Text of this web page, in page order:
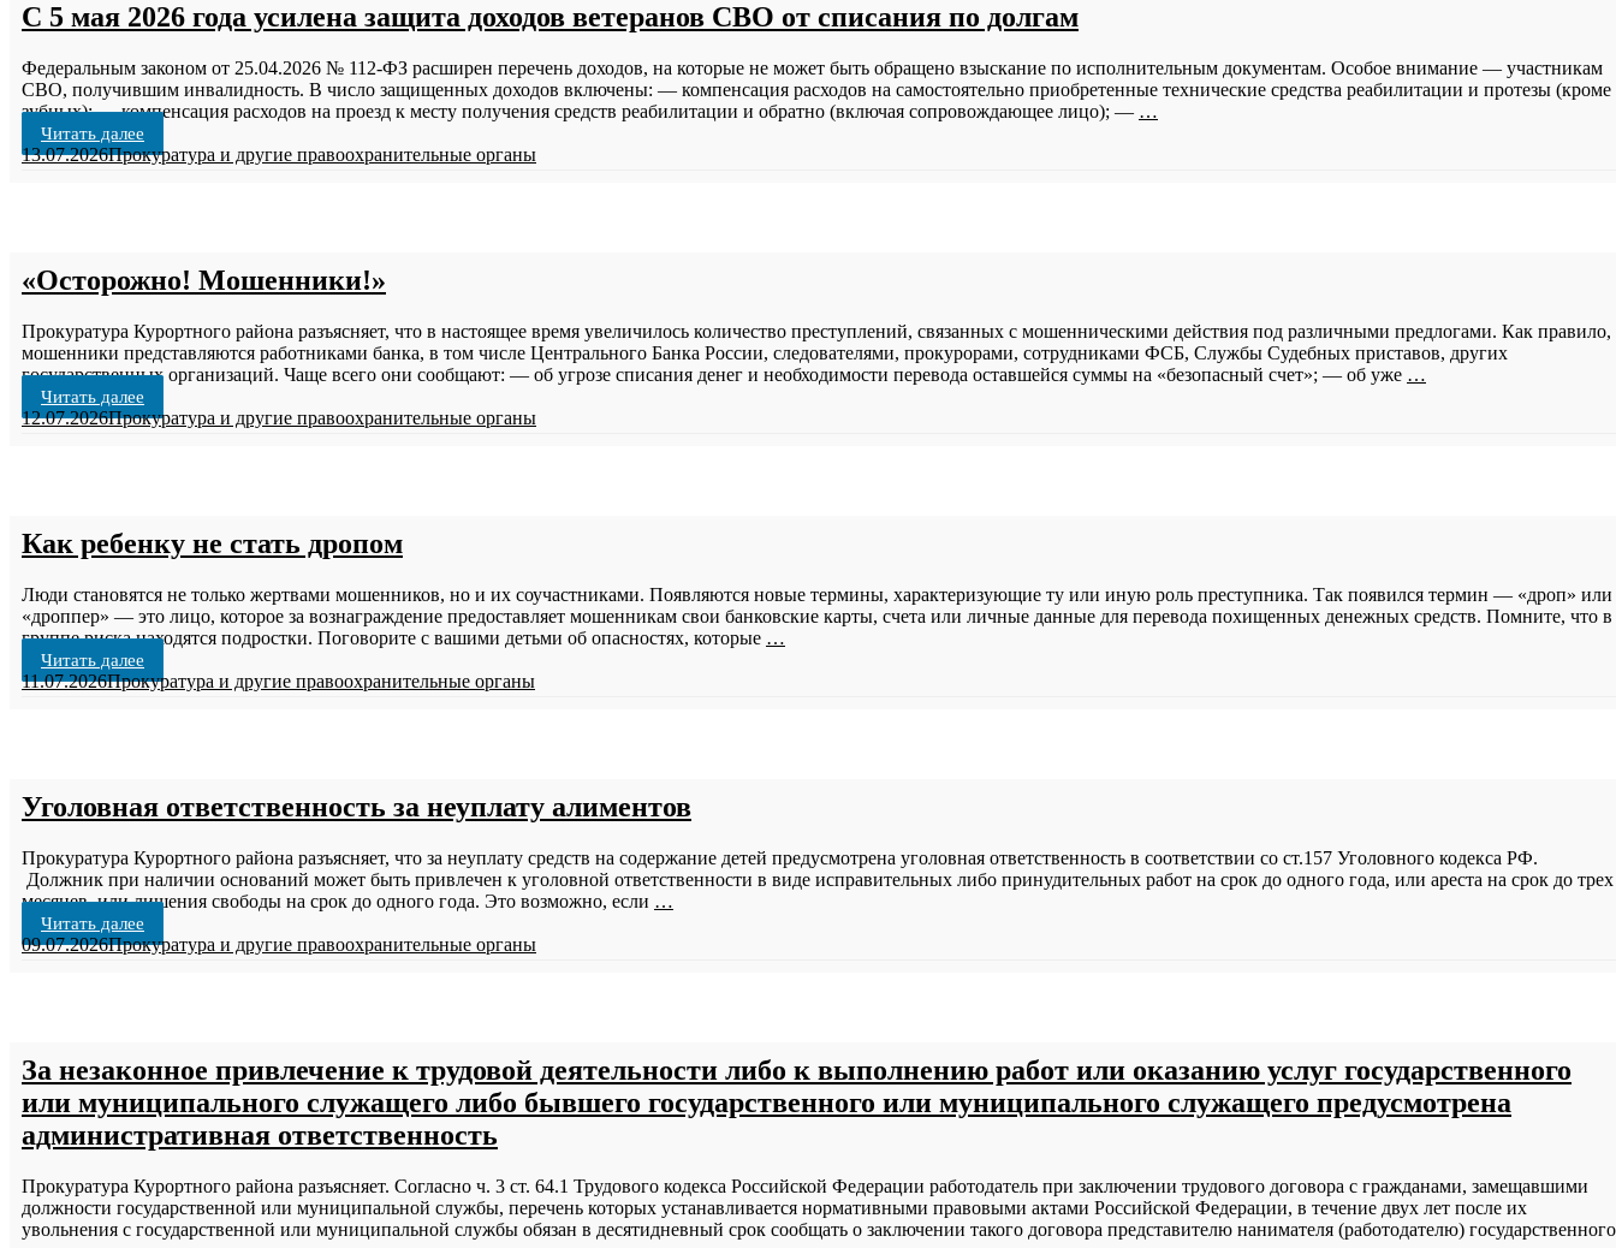
С 5 мая 2026 года усилена защита доходов ветеранов СВО от списания по долгам
Федеральным законом от 25.04.2026 № 112-ФЗ расширен перечень доходов, на которые не может быть обращено взыскание по исполнительным документам. Особое внимание — участникам
СВО, получившим инвалидность. В число защищенных доходов включены: — компенсация расходов на самостоятельно приобретенные технические средства реабилитации и протезы (кроме
зубных); — компенсация расходов на проезд к месту получения средств реабилитации и обратно (включая сопровождающее лицо); — …
Читать далее
13.07.2026Прокуратура и другие правоохранительные органы
«Осторожно! Мошенники!»
Прокуратура Курортного района разъясняет, что в настоящее время увеличилось количество преступлений, связанных с мошенническими действия под различными предлогами. Как правило,
мошенники представляются работниками банка, в том числе Центрального Банка России, следователями, прокурорами, сотрудниками ФСБ, Службы Судебных приставов, других
государственных организаций. Чаще всего они сообщают: — об угрозе списания денег и необходимости перевода оставшейся суммы на «безопасный счет»; — об уже …
Читать далее
12.07.2026Прокуратура и другие правоохранительные органы
Как ребенку не стать дропом
Люди становятся не только жертвами мошенников, но и их соучастниками. Появляются новые термины, характеризующие ту или иную роль преступника. Так появился термин — «дроп» или
«дроппер» — это лицо, которое за вознаграждение предоставляет мошенникам свои банковские карты, счета или личные данные для перевода похищенных денежных средств. Помните, что в
группе риска находятся подростки. Поговорите с вашими детьми об опасностях, которые …
Читать далее
11.07.2026Прокуратура и другие правоохранительные органы
Уголовная ответственность за неуплату алиментов
Прокуратура Курортного района разъясняет, что за неуплату средств на содержание детей предусмотрена уголовная ответственность в соответствии со ст.157 Уголовного кодекса РФ.
Должник при наличии оснований может быть привлечен к уголовной ответственности в виде исправительных либо принудительных работ на срок до одного года, или ареста на срок до трех
месяцев, или лишения свободы на срок до одного года. Это возможно, если …
Читать далее
09.07.2026Прокуратура и другие правоохранительные органы
За незаконное привлечение к трудовой деятельности либо к выполнению работ или оказанию услуг государственного
или муниципального служащего либо бывшего государственного или муниципального служащего предусмотрена
административная ответственность
Прокуратура Курортного района разъясняет. Согласно ч. 3 ст. 64.1 Трудового кодекса Российской Федерации работодатель при заключении трудового договора с гражданами, замещавшими
должности государственной или муниципальной службы, перечень которых устанавливается нормативными правовыми актами Российской Федерации, в течение двух лет после их
увольнения с государственной или муниципальной службы обязан в десятидневный срок сообщать о заключении такого договора представителю нанимателя (работодателю) государственного